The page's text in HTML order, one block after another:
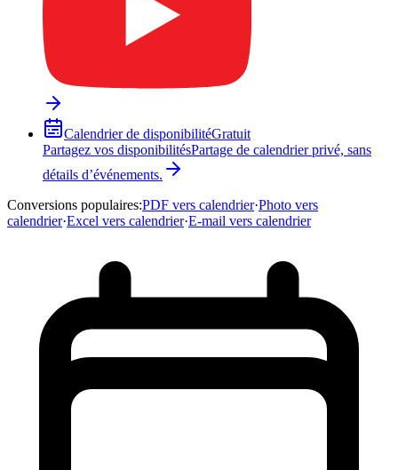
Calendrier de disponibilitéGratuit
Partagez vos disponibilitésPartage de calendrier privé, sans
détails d’événements.
Conversions populaires:PDF vers calendrier·Photo vers
calendrier·Excel vers calendrier·E-mail vers calendrier